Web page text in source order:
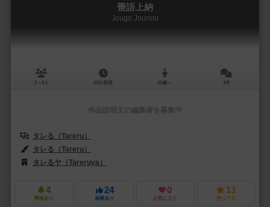
畳語上納
Jougo Jounou
2～8人 20分前後 10歳～ 1件
作品説明文の編集者を募集中
タレる（Tareru）
タレる（Tareru）
タレるヤ（Tareruya）
4
興味あり
24
経験あり
0
お気に入り
13
持ってる